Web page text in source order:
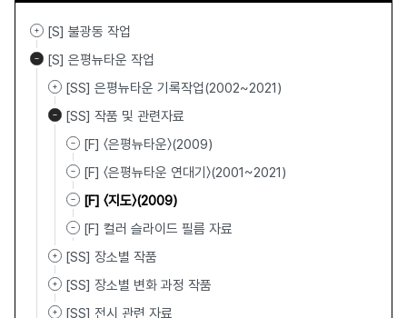
[S] 불광동 작업
[S] 은평뉴타운 작업
[SS] 은평뉴타운 기록작업(2002~2021)
[SS] 작품 및 관련자료
[F] 〈은평뉴타운〉(2009)
[F] 〈은평뉴타운 연대기〉(2001~2021)
[F] 〈지도〉(2009)
[F] 컬러 슬라이드 필름 자료
[SS] 장소별 작품
[SS] 장소별 변화 과정 작품
[SS] 전시 관련 자료